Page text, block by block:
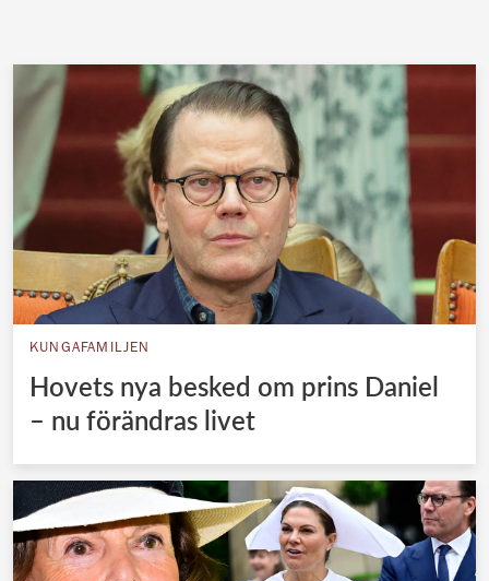
KUNGAFAMILJEN
Hovets nya besked om prins Daniel
– nu förändras livet